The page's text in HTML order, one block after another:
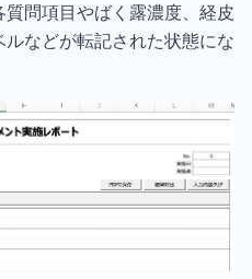
問項目やばく露濃度、経皮
などが転記された状態にな